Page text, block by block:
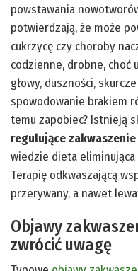
powstawania
potwierdzają, że może
cukrzycę czy choroby
codzienne, drobne, choć
głowy, duszności,
spowodowanie brakiem
temu zapobiec? Istnieją
regulujące
wiedzie dieta
Terapię odkwaszającą
przerywany, a nawet
Objawy
zwrócić uwagę